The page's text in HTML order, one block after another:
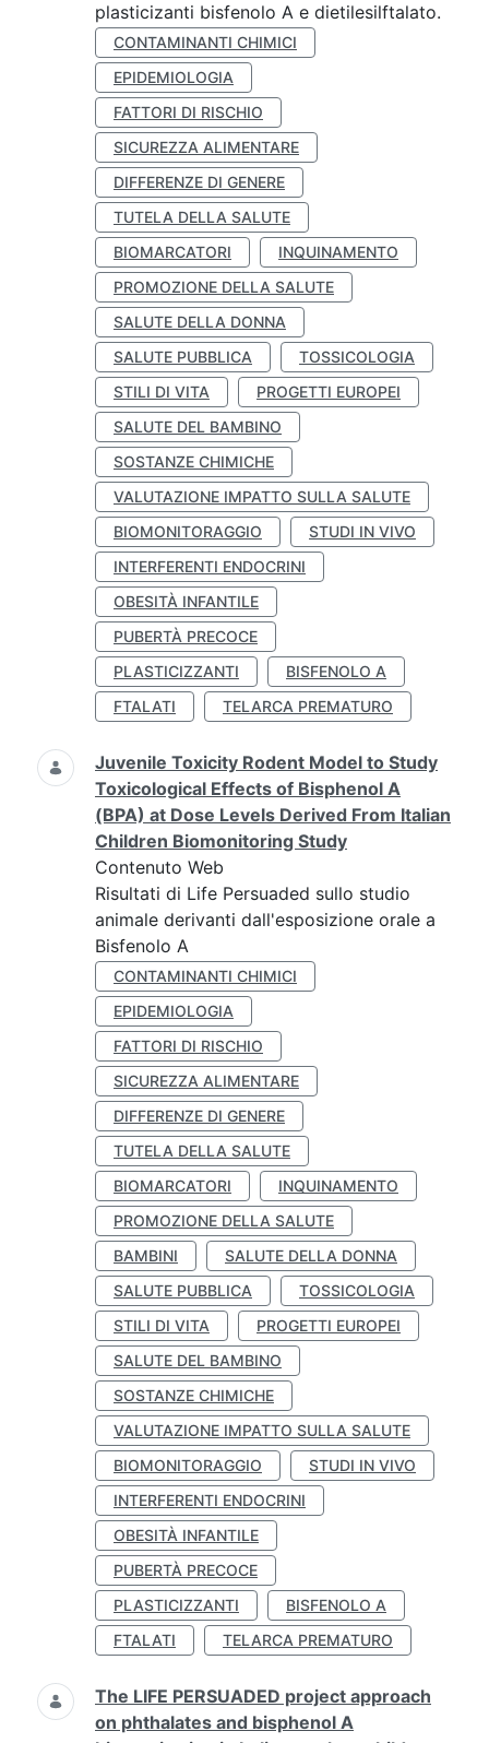
plasticizanti bisfenolo A e dietilesilftalato.
CONTAMINANTI CHIMICI
EPIDEMIOLOGIA
FATTORI DI RISCHIO
SICUREZZA ALIMENTARE
DIFFERENZE DI GENERE
TUTELA DELLA SALUTE
BIOMARCATORI
INQUINAMENTO
PROMOZIONE DELLA SALUTE
SALUTE DELLA DONNA
SALUTE PUBBLICA
TOSSICOLOGIA
STILI DI VITA
PROGETTI EUROPEI
SALUTE DEL BAMBINO
SOSTANZE CHIMICHE
VALUTAZIONE IMPATTO SULLA SALUTE
BIOMONITORAGGIO
STUDI IN VIVO
INTERFERENTI ENDOCRINI
OBESITÀ INFANTILE
PUBERTÀ PRECOCE
PLASTICIZZANTI
BISFENOLO A
FTALATI
TELARCA PREMATURO
Juvenile Toxicity Rodent Model to Study
Toxicological Effects of Bisphenol A
(BPA) at Dose Levels Derived From Italian
Children Biomonitoring Study
Contenuto Web
Risultati di Life Persuaded sullo studio
animale derivanti dall'esposizione orale a
Bisfenolo A
CONTAMINANTI CHIMICI
EPIDEMIOLOGIA
FATTORI DI RISCHIO
SICUREZZA ALIMENTARE
DIFFERENZE DI GENERE
TUTELA DELLA SALUTE
BIOMARCATORI
INQUINAMENTO
PROMOZIONE DELLA SALUTE
BAMBINI
SALUTE DELLA DONNA
SALUTE PUBBLICA
TOSSICOLOGIA
STILI DI VITA
PROGETTI EUROPEI
SALUTE DEL BAMBINO
SOSTANZE CHIMICHE
VALUTAZIONE IMPATTO SULLA SALUTE
BIOMONITORAGGIO
STUDI IN VIVO
INTERFERENTI ENDOCRINI
OBESITÀ INFANTILE
PUBERTÀ PRECOCE
PLASTICIZZANTI
BISFENOLO A
FTALATI
TELARCA PREMATURO
The LIFE PERSUADED project approach
on phthalates and bisphenol A